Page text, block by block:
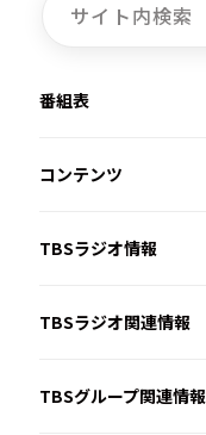
番組表
コンテンツ
TBSラジオ情報
TBSラジオ関連情報
TBSグループ関連情報